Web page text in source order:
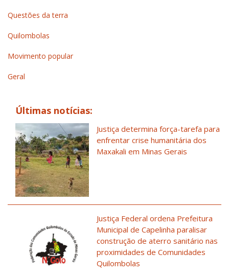
Questões da terra
Quilombolas
Movimento popular
Geral
Últimas notícias:
Justiça determina força-tarefa para
enfrentar crise humanitária dos
Maxakali em Minas Gerais
Justiça Federal ordena Prefeitura
Municipal de Capelinha paralisar
construção de aterro sanitário nas
proximidades de Comunidades
Quilombolas